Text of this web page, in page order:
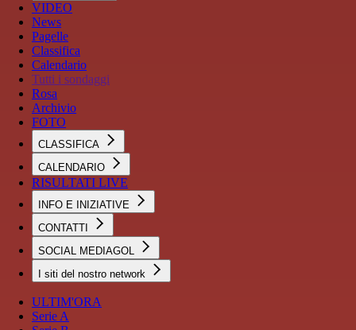
VIDEO
News
Pagelle
Classifica
Calendario
Tutti i sondaggi
Rosa
Archivio
FOTO
CLASSIFICA
CALENDARIO
RISULTATI LIVE
INFO E INIZIATIVE
CONTATTI
SOCIAL MEDIAGOL
I siti del nostro network
ULTIM'ORA
Serie A